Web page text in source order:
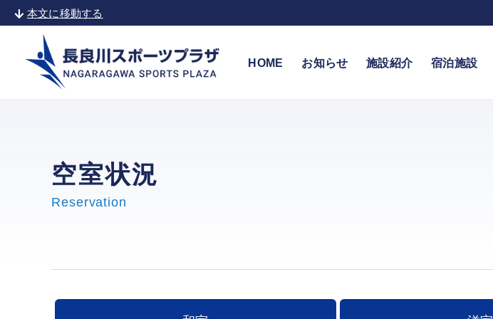
本文に移動する
HOME お知らせ 施設紹介 宿泊施設
空室状況
Reservation